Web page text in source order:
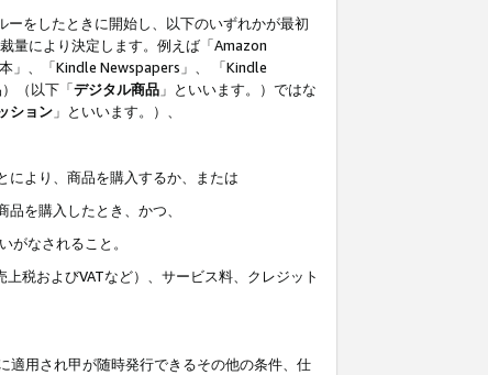
をしたときに開始し、以下のいずれかが最初
量により決定します。例えば「Amazon
」、「Kindle Newspapers」、 「Kindle
（以下「デジタル商品 」といいます。）ではな
ション 」といいます。）、
により、商品を購入するか、または
を購入したとき、かつ、
がなされること。
税およびVATなど）、サービス料、クレジット
適用され甲が随時発行できるその他の条件、仕